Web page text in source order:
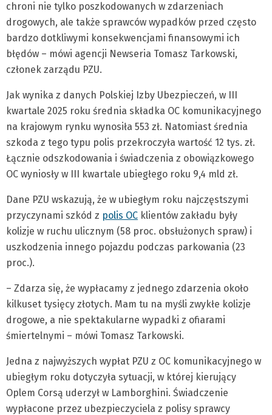
chroni nie tylko poszkodowanych w zdarzeniach
drogowych, ale także sprawców wypadków przed często
bardzo dotkliwymi konsekwencjami finansowymi ich
błędów – mówi agencji Newseria Tomasz Tarkowski,
członek zarządu PZU.
Jak wynika z danych Polskiej Izby Ubezpieczeń, w III
kwartale 2025 roku średnia składka OC komunikacyjnego
na krajowym rynku wynosiła 553 zł. Natomiast średnia
szkoda z tego typu polis przekroczyła wartość 12 tys. zł.
Łącznie odszkodowania i świadczenia z obowiązkowego
OC wyniosły w III kwartale ubiegłego roku 9,4 mld zł.
Dane PZU wskazują, że w ubiegłym roku najczęstszymi
przyczynami szkód z polis OC klientów zakładu były
kolizje w ruchu ulicznym (58 proc. obsłużonych spraw) i
uszkodzenia innego pojazdu podczas parkowania (23
proc.).
– Zdarza się, że wypłacamy z jednego zdarzenia około
kilkuset tysięcy złotych. Mam tu na myśli zwykłe kolizje
drogowe, a nie spektakularne wypadki z ofiarami
śmiertelnymi – mówi Tomasz Tarkowski.
Jedna z najwyższych wypłat PZU z OC komunikacyjnego w
ubiegłym roku dotyczyła sytuacji, w której kierujący
Oplem Corsą uderzył w Lamborghini. Świadczenie
wypłacone przez ubezpieczyciela z polisy sprawcy